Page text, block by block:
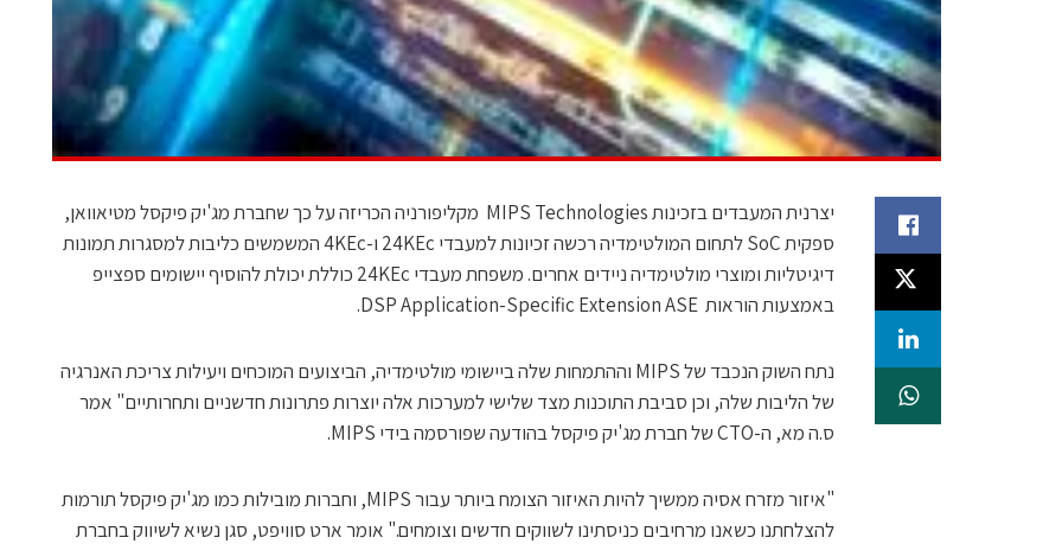
יצרנית המעבדים בזכינות MIPS Technologies מקליפורניה הכריזה על כך שחברת מג'יק פיקסל מטיאוואן,
ספקית SoC לתחום המולטימדיה רכשה זכיונות למעבדי 24KEc ו-4KEc המשמשים כליבות למסגרות תמונות
דיגיטליות ומוצרי מולטימדיה ניידים אחרים. משפחת מעבדי 24KEc כוללת יכולת להוסיף יישומים ספצייפ
באמצעות הוראות DSP Application-Specific Extension ASE.
נתח השוק הנכבד של MIPS וההתמחות שלה ביישומי מולטימדיה, הביצועים המוכחים ויעילות צריכת האנרגיה
של הליבות שלה, וכן סביבת התוכנות מצד שלישי למערכות אלה יוצרות פתרונות חדשניים ותחרותיים" אמר
ס.ה מא, ה-CTO של חברת מג'יק פיקסל בהודעה שפורסמה בידי MIPS.
"איזור מזרח אסיה ממשיך להיות האיזור הצומח ביותר עבור MIPS, וחברות מובילות כמו מג'יק פיקסל תורמות
להצלחתנו כשאנו מרחיבים כניסתינו לשווקים חדשים וצומחים." אומר ארט סוויפט, סגן נשיא לשיווק בחברת